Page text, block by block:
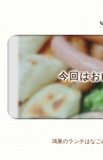
今回はお
鴻巣のランチはなご